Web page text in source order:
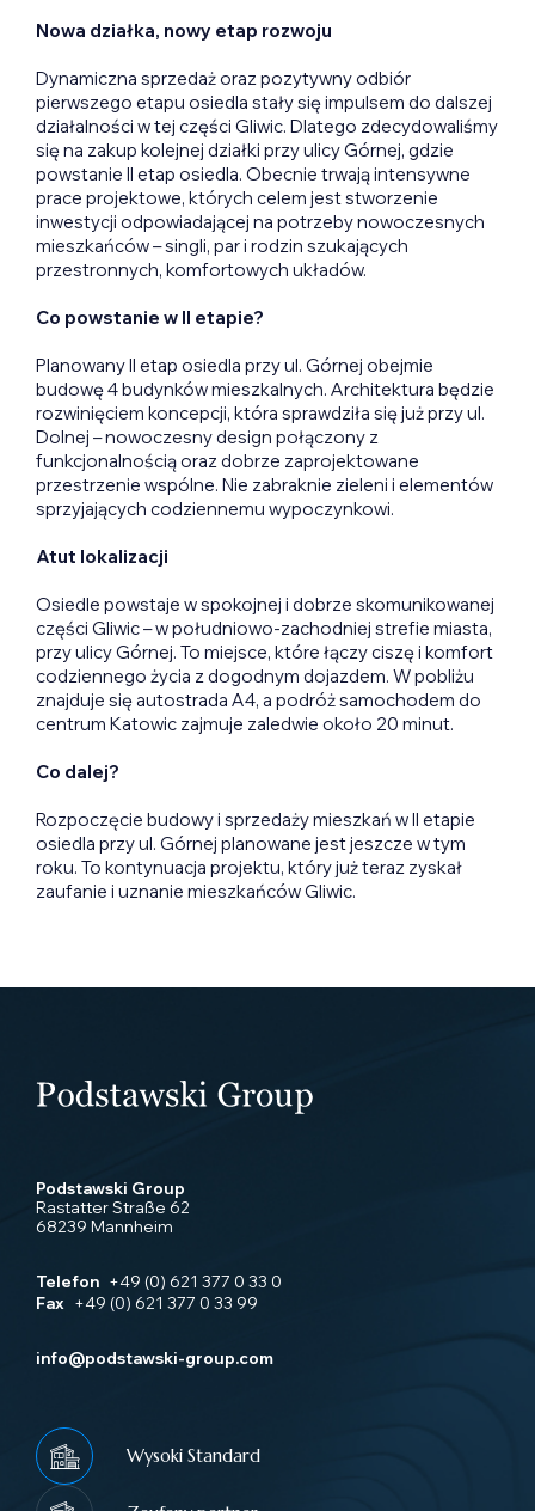
Nowa działka, nowy etap rozwoju
Dynamiczna sprzedaż oraz pozytywny odbiór
pierwszego etapu osiedla stały się impulsem do dalszej
działalności w tej części Gliwic. Dlatego zdecydowaliśmy
się na zakup kolejnej działki przy ulicy Górnej, gdzie
powstanie II etap osiedla. Obecnie trwają intensywne
prace projektowe, których celem jest stworzenie
inwestycji odpowiadającej na potrzeby nowoczesnych
mieszkańców – singli, par i rodzin szukających
przestronnych, komfortowych układów.
Co powstanie w II etapie?
Planowany II etap osiedla przy ul. Górnej obejmie
budowę 4 budynków mieszkalnych. Architektura będzie
rozwinięciem koncepcji, która sprawdziła się już przy ul.
Dolnej – nowoczesny design połączony z
funkcjonalnością oraz dobrze zaprojektowane
przestrzenie wspólne. Nie zabraknie zieleni i elementów
sprzyjających codziennemu wypoczynkowi.
Atut lokalizacji
Osiedle powstaje w spokojnej i dobrze skomunikowanej
części Gliwic – w południowo-zachodniej strefie miasta,
przy ulicy Górnej. To miejsce, które łączy ciszę i komfort
codziennego życia z dogodnym dojazdem. W pobliżu
znajduje się autostrada A4, a podróż samochodem do
centrum Katowic zajmuje zaledwie około 20 minut.
Co dalej?
Rozpoczęcie budowy i sprzedaży mieszkań w II etapie
osiedla przy ul. Górnej planowane jest jeszcze w tym
roku. To kontynuacja projektu, który już teraz zyskał
zaufanie i uznanie mieszkańców Gliwic.
Podstawski Group
Rastatter Straße 62
68239 Mannheim
Telefon +49 (0) 621 377 0 33 0
Fax
+49 (0) 621 377 0 33 99
info@podstawski-group.com
Wysoki Standard